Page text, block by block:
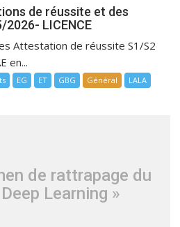
de réussite et des
LICENCE
Attestation de réussite S1/S2
en...
EG ET GBG Général
LALA
de rattrapage du
Learning »